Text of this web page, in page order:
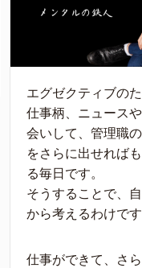
エグゼクティブの
仕事柄、ニュース
会いして、管理職
をさらに出せれば
る毎日です。
そうすることで、
から考えるわけです
仕事ができて、さ